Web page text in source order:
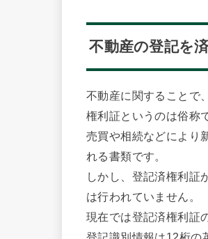
不動産の登記を
不動産に関することで
権利証というのは俗称
売買や相続などにより
れる書類です。
しかし、登記済権利証
は行われていません。
現在では登記済権利証